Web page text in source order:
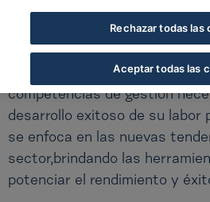
Programa ejecutivo de
Este programa formativo está
los participantes adquieran
competencias de gestión
desarrollo exitoso de su labor
se enfoca en las nuevas
sector,brindando las
potenciar el rendimiento y
Rechazar todas las
Aceptar todas las